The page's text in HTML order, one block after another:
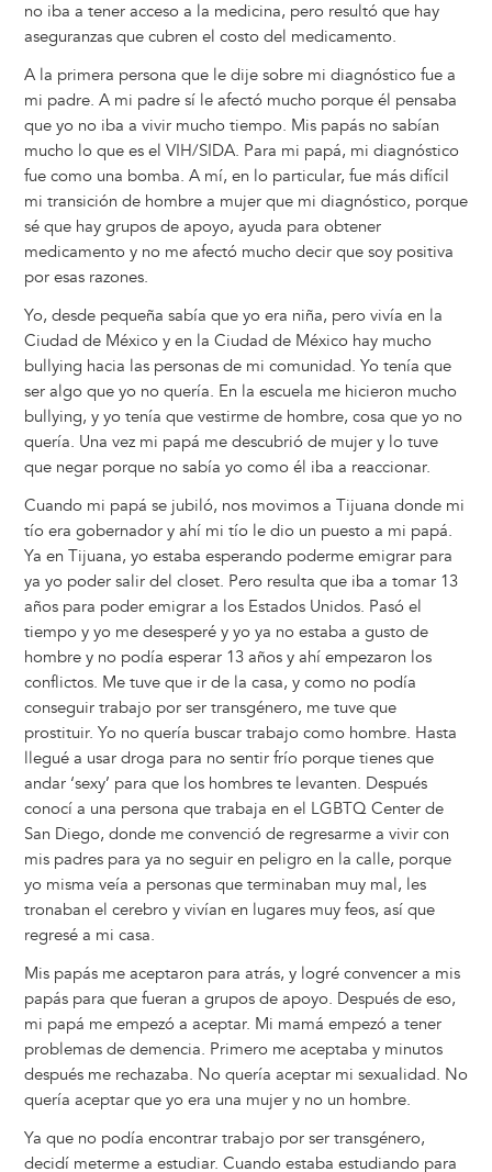
no iba a tener acceso a la medicina, pero resultó que hay
aseguranzas que cubren el costo del medicamento.
A la primera persona que le dije sobre mi diagnóstico fue a
mi padre. A mi padre sí le afectó mucho porque él pensaba
que yo no iba a vivir mucho tiempo. Mis papás no sabían
mucho lo que es el VIH/SIDA. Para mi papá, mi diagnóstico
fue como una bomba. A mí, en lo particular, fue más difícil
mi transición de hombre a mujer que mi diagnóstico, porque
sé que hay grupos de apoyo, ayuda para obtener
medicamento y no me afectó mucho decir que soy positiva
por esas razones.
Yo, desde pequeña sabía que yo era niña, pero vivía en la
Ciudad de México y en la Ciudad de México hay mucho
bullying hacia las personas de mi comunidad. Yo tenía que
ser algo que yo no quería. En la escuela me hicieron mucho
bullying, y yo tenía que vestirme de hombre, cosa que yo no
quería. Una vez mi papá me descubrió de mujer y lo tuve
que negar porque no sabía yo como él iba a reaccionar.
Cuando mi papá se jubiló, nos movimos a Tijuana donde mi
tío era gobernador y ahí mi tío le dio un puesto a mi papá.
Ya en Tijuana, yo estaba esperando poderme emigrar para
ya yo poder salir del closet. Pero resulta que iba a tomar 13
años para poder emigrar a los Estados Unidos. Pasó el
tiempo y yo me desesperé y yo ya no estaba a gusto de
hombre y no podía esperar 13 años y ahí empezaron los
conflictos. Me tuve que ir de la casa, y como no podía
conseguir trabajo por ser transgénero, me tuve que
prostituir. Yo no quería buscar trabajo como hombre. Hasta
llegué a usar droga para no sentir frío porque tienes que
andar ‘sexy’ para que los hombres te levanten. Después
conocí a una persona que trabaja en el LGBTQ Center de
San Diego, donde me convenció de regresarme a vivir con
mis padres para ya no seguir en peligro en la calle, porque
yo misma veía a personas que terminaban muy mal, les
tronaban el cerebro y vivían en lugares muy feos, así que
regresé a mi casa.
Mis papás me aceptaron para atrás, y logré convencer a mis
papás para que fueran a grupos de apoyo. Después de eso,
mi papá me empezó a aceptar. Mi mamá empezó a tener
problemas de demencia. Primero me aceptaba y minutos
después me rechazaba. No quería aceptar mi sexualidad. No
quería aceptar que yo era una mujer y no un hombre.
Ya que no podía encontrar trabajo por ser transgénero,
decidí meterme a estudiar. Cuando estaba estudiando para